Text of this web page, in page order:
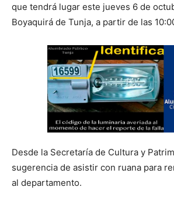
que tendrá lugar este jueves 6 de
Boyaquirá de Tunja, a partir de las
Desde la Secretaría de Cultura y
sugerencia de asistir con ruana para
al departamento.